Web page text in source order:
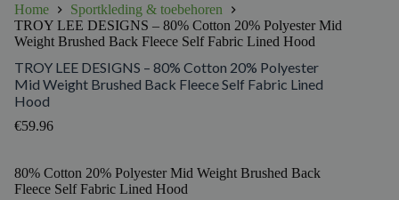
Home
Sportkleding & toebehoren
TROY LEE DESIGNS – 80% Cotton 20% Polyester Mid
Weight Brushed Back Fleece Self Fabric Lined Hood
TROY LEE DESIGNS – 80% Cotton 20% Polyester
Mid Weight Brushed Back Fleece Self Fabric Lined
Hood
€59.96
80% Cotton 20% Polyester Mid Weight Brushed Back
Fleece Self Fabric Lined Hood